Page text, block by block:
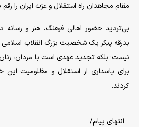
مقام مجاهدان راه استقلال و عزت ایران را رقم
بی‌تردید حضور اهالی فرهنگ، هنر و رسانه
بدرقه پیکر یک شخصیت بزرگ انقلاب اسلامی
نیست؛ بلکه تجدید عهدی است با مردان،
برای پاسداری از استقلال و مظلومیت
کردند.
انتهای پیام/